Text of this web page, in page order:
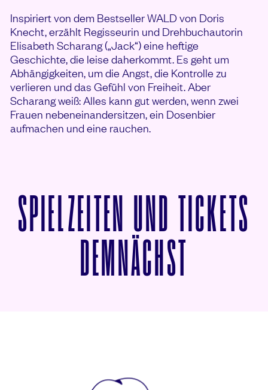
Inspiriert von dem Bestseller WALD von Doris
Knecht, erzählt Regisseurin und Drehbuchautorin
Elisabeth Scharang („Jack“) eine heftige
Geschichte, die leise daherkommt. Es geht um
Abhängigkeiten, um die Angst, die Kontrolle zu
verlieren und das Gefühl von Freiheit. Aber
Scharang weiß: Alles kann gut werden, wenn zwei
Frauen nebeneinandersitzen, ein Dosenbier
aufmachen und eine rauchen.
SPIELZEITEN UND TICKETS
DEMNÄCHST